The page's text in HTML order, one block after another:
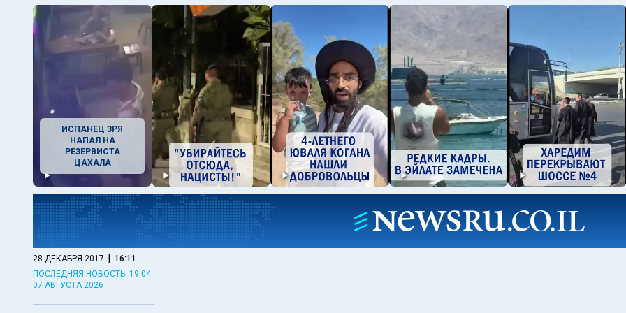
ИСПАНЕЦ ЗРЯ
НАПАЛ НА
РЕЗЕРВИСТА
ЦАХАЛА
28 ДЕКАБРЯ 2017 | 16:11
ПОСЛЕДНЯЯ НОВОСТЬ: 19:04
07 АВГУСТА 2026